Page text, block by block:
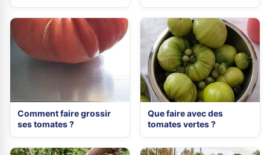
Comment faire grossir
ses tomates ?
Que faire avec des
tomates vertes ?